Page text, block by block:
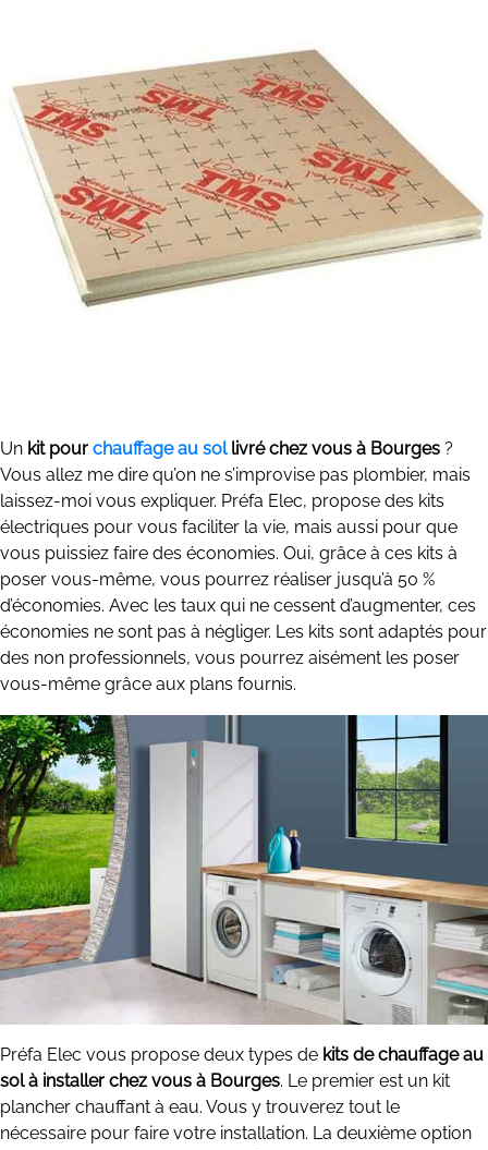
Un kit pour chauffage au sollivré chez vous à Bourges ?
Vous allez me dire qu’on ne s’improvise pas plombier, mais
laissez-moi vous expliquer. Préfa Elec, propose des kits
électriques pour vous faciliter la vie, mais aussi pour que
vous puissiez faire des économies. Oui, grâce à ces kits à
poser vous-même, vous pourrez réaliser jusqu’à 50 %
d’économies. Avec les taux qui ne cessent d’augmenter, ces
économies ne sont pas à négliger. Les kits sont adaptés pour
des non professionnels, vous pourrez aisément les poser
vous-même grâce aux plans fournis.
Préfa Elec vous propose deux types de kits de chauffage au
sol à installer chez vous à Bourges. Le premier est un kit
plancher chauffant à eau. Vous y trouverez tout le
nécessaire pour faire votre installation. La deuxième option